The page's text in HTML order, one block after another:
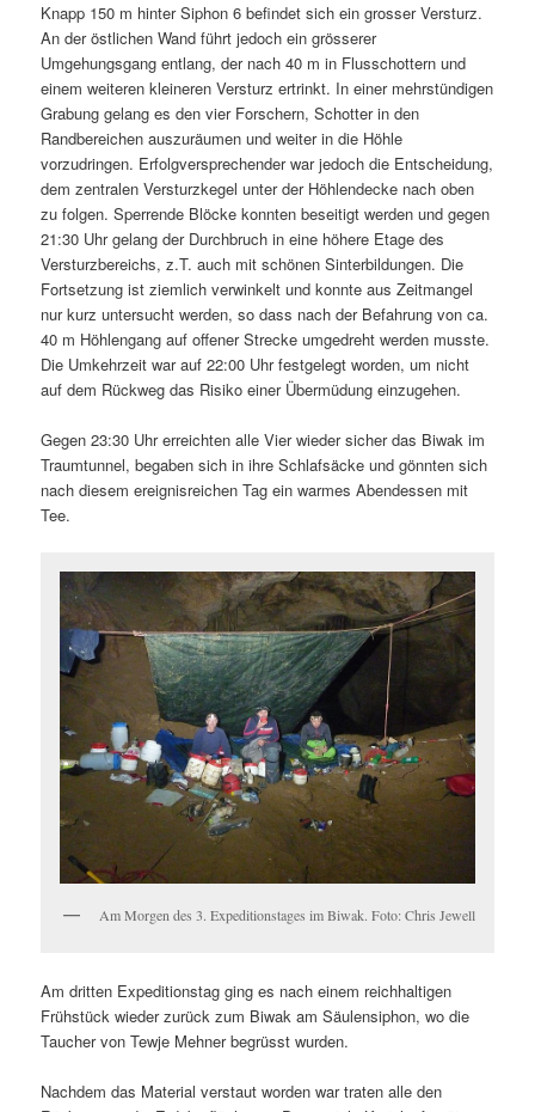
Knapp 150 m hinter Siphon 6 befindet sich ein grosser Versturz.
An der östlichen Wand führt jedoch ein grösserer
Umgehungsgang entlang, der nach 40 m in Flusschottern und
einem weiteren kleineren Versturz ertrinkt. In einer mehrstündigen
Grabung gelang es den vier Forschern, Schotter in den
Randbereichen auszuräumen und weiter in die Höhle
vorzudringen. Erfolgversprechender war jedoch die Entscheidung,
dem zentralen Versturzkegel unter der Höhlendecke nach oben
zu folgen. Sperrende Blöcke konnten beseitigt werden und gegen
21:30 Uhr gelang der Durchbruch in eine höhere Etage des
Versturzbereichs, z.T. auch mit schönen Sinterbildungen. Die
Fortsetzung ist ziemlich verwinkelt und konnte aus Zeitmangel
nur kurz untersucht werden, so dass nach der Befahrung von ca.
40 m Höhlengang auf offener Strecke umgedreht werden musste.
Die Umkehrzeit war auf 22:00 Uhr festgelegt worden, um nicht
auf dem Rückweg das Risiko einer Übermüdung einzugehen.
Gegen 23:30 Uhr erreichten alle Vier wieder sicher das Biwak im
Traumtunnel, begaben sich in ihre Schlafsäcke und gönnten sich
nach diesem ereignisreichen Tag ein warmes Abendessen mit
Tee.
Am Morgen des 3. Expeditionstages im Biwak. Foto: Chris Jewell
Am dritten Expeditionstag ging es nach einem reichhaltigen
Frühstück wieder zurück zum Biwak am Säulensiphon, wo die
Taucher von Tewje Mehner begrüsst wurden.
Nachdem das Material verstaut worden war traten alle den